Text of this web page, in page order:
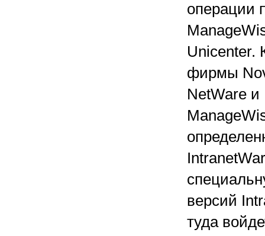
операции
Unicenter.
фирмы
NetWare и
версий
туда